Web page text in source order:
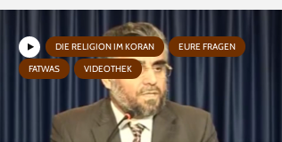
DIE RELIGION IM KORAN
EURE FRAGEN
FATWAS
VIDEOTHEK